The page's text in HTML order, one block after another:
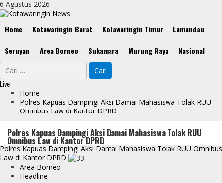
Skip
to
6 Agustus 2026
Menu
Home Kotawaringin Barat Kotawaringin Timur Lamandau
Seruyan Area Borneo Sukamara Murung Raya Nasional
Cari
untuk:
Live
Home
Polres Kapuas Dampingi Aksi Damai Mahasiswa Tolak RUU
Omnibus Law di Kantor DPRD
Polres Kapuas Dampingi Aksi Damai Mahasiswa Tolak RUU
Omnibus Law di Kantor DPRD
Polres Kapuas Dampingi Aksi Damai Mahasiswa Tolak RUU Omnibus
Law di Kantor DPRD
Area Borneo
Headline